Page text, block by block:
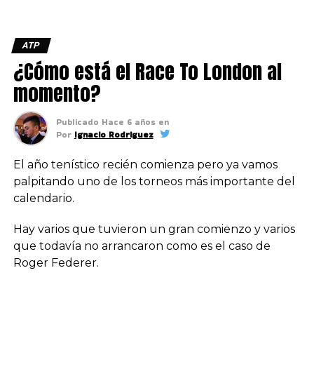
ATP
¿Cómo está el Race To London al
momento?
Publicado Hace 6 años en
Por Ignacio Rodriguez
El año tenístico recién comienza pero ya vamos
palpitando uno de los torneos más importante del
calendario.
Hay varios que tuvieron un gran comienzo y varios
que todavía no arrancaron como es el caso de
Roger Federer.